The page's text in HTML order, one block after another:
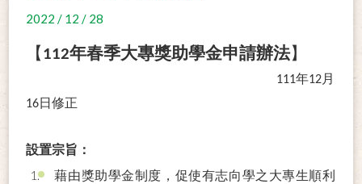
2022 / 12 / 28
【 112年春季大專獎助學金申請辦法】
111年12月
16日修正
設置宗旨：
藉由獎助學金制度，促使有志向學之大專生順利